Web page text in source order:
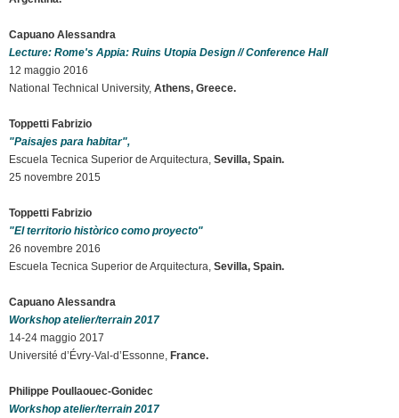
Capuano Alessandra
Lecture: Rome's Appia: Ruins Utopia Design // Conference Hall
12 maggio 2016
National Technical University, Athens, Greece.
Toppetti Fabrizio
"Paisajes para habitar",
Escuela Tecnica Superior de Arquitectura, Sevilla, Spain.
25 novembre 2015
Toppetti Fabrizio
"El territorio històrico como proyecto"
26 novembre 2016
Escuela Tecnica Superior de Arquitectura, Sevilla, Spain.
Capuano Alessandra
Workshop atelier/terrain 2017
14-24 maggio 2017
Université d’Évry-Val-d’Essonne, France.
Philippe Poullaouec-Gonidec
Workshop atelier/terrain 2017